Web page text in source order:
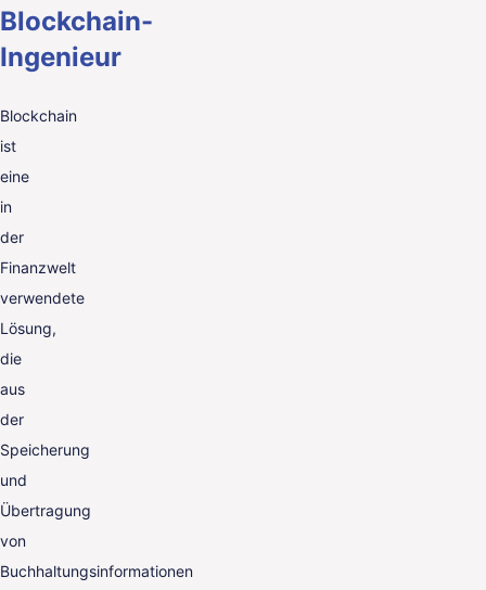
Blockchain-
Ingenieur
Blockchain
ist
eine
in
der
Finanzwelt
verwendete
Lösung,
die
aus
der
Speicherung
und
Übertragung
von
Buchhaltungsinformationen